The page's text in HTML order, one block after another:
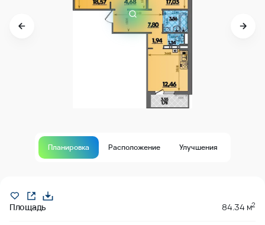
Планировка Расположение Улучшения
Площадь 84.34 м2